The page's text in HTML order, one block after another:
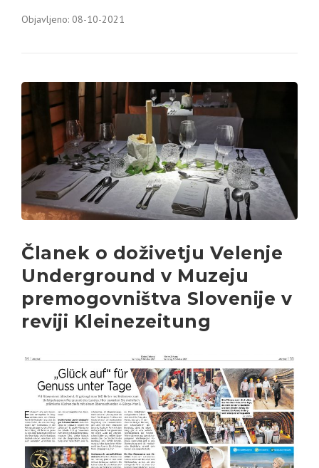
Objavljeno: 08-10-2021
Članek o doživetju Velenje
Underground v Muzeju
premogovništva Slovenije v
reviji Kleinezeitung